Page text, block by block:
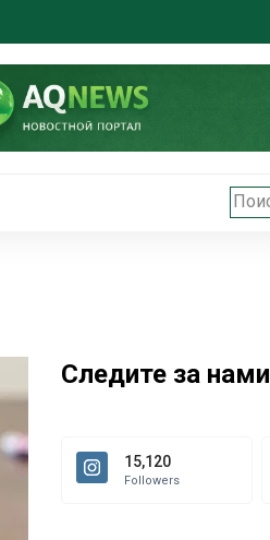
открыли в Астане
Следите за нами
15,120
Followers